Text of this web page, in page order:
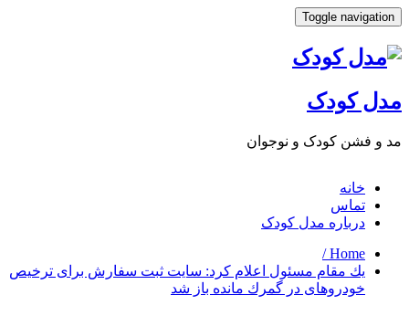
Toggle
کودک
فشن کودک و نوجوان
خانه
تماس
درباره مدل کودک
Home /
یك مقام مسئول اعلام كرد: سایت ثبت سفارش برای ترخیص
خودروهای در گمرك مانده باز شد